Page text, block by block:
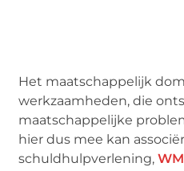
Het maatschappelijk
werkzaamheden, die
maatschappelijke
hier dus mee kan
schuldhulpverlening,